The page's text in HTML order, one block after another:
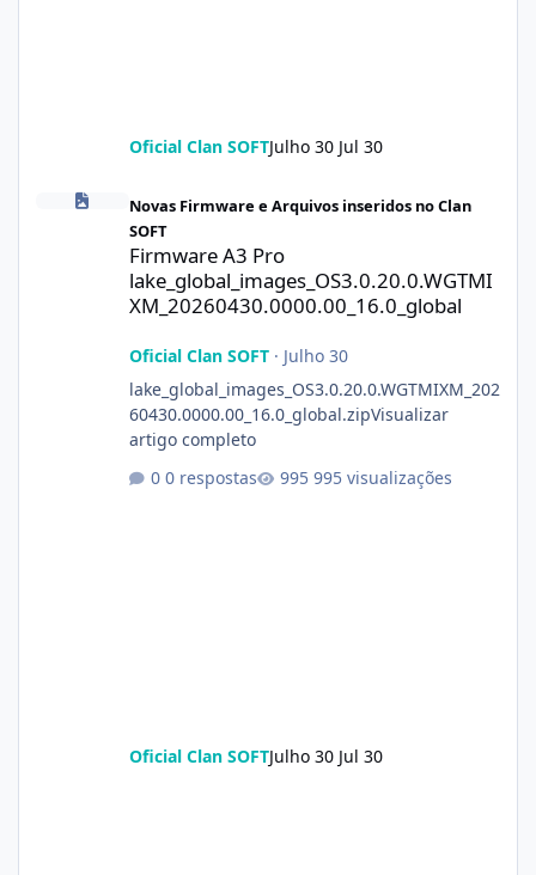
Oficial Clan SOFTJulho 30 Jul 30
Firmware A3 Pro
Novas Firmware e Arquivos inseridos no Clan
SOFT
Firmware A3 Pro
lake_global_images_OS3.0.20.0.WGTMI
XM_20260430.0000.00_16.0_global
Oficial Clan SOFT· Julho 30
lake_global_images_OS3.0.20.0.WGTMIXM_202
60430.0000.00_16.0_global.zipVisualizar
artigo completo
0 respostas
995 visualizações
Oficial Clan SOFTJulho 30 Jul 30